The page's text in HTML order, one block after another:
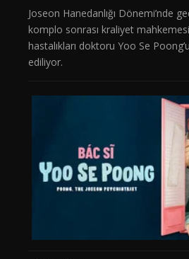
Joseon Hanedanlığı Dönemi’nde
komplo sonrası kraliyet
hastalıkları doktoru Yoo Se
ediliyor.